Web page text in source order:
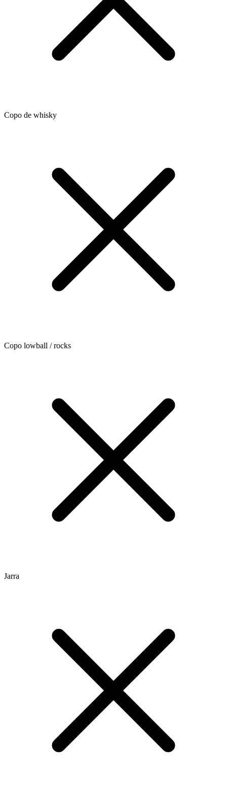
Copo de whisky
Copo lowball / rocks
Jarra